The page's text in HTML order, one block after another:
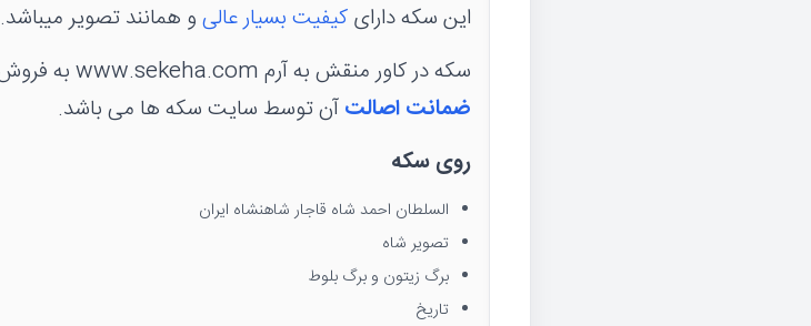
این سکه دارایکیفیت بسیار عالیو همانند تصویر میباشد.
سکه در کاور منقش به آرم www.sekeha.com به فروش می رسد. وجود سکه درون این کاور به منزله
ضمانت اصالتآن توسط سایت سکه ها می باشد.
روی سکه
السلطان احمد شاه قاجار شاهنشاه ایران
تصویر شاه
برگ زیتون و برگ بلوط
تاریخ